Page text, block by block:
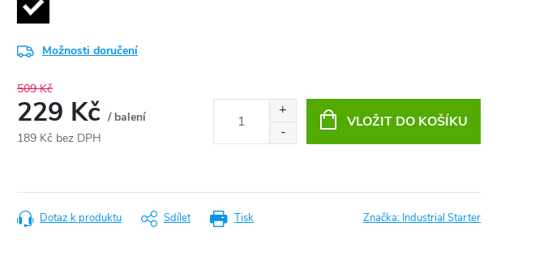
Možnosti doručení
509 Kč
229 Kč / balení
189 Kč bez DPH
VLOŽIT DO KOŠÍKU
Tisk
Dotaz k produktu Sdílet Značka: Industrial Starter